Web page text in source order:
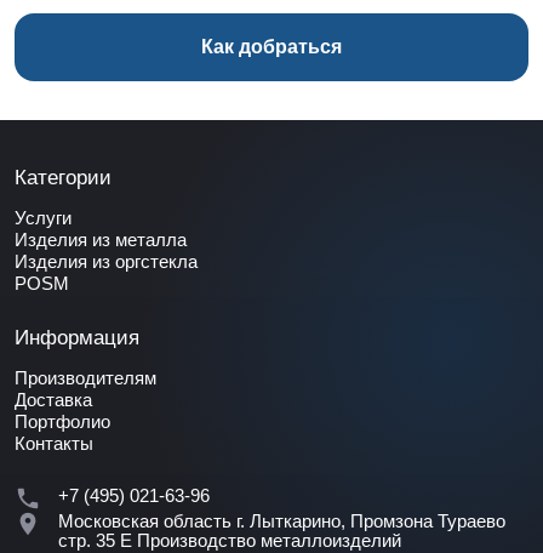
Как добраться
Категории
Услуги
Изделия из металла
Изделия из оргстекла
POSM
Информация
Производителям
Доставка
Портфолио
Контакты
+7 (495) 021-63-96
Московская область г. Лыткарино, Промзона Тураево
стр. 35 Е Производство металлоизделий